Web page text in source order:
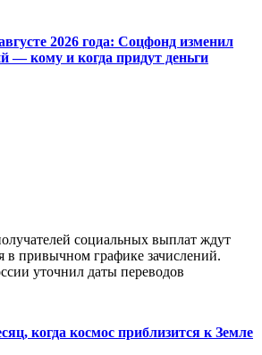
2026 года: Соцфонд изменил
— кому и когда придут деньги
социальных выплат ждут
в привычном графике зачислений.
уточнил даты переводов
когда космос приблизится к Земле